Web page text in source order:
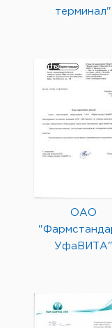
терминал"
ОАО
УфаВИТА"